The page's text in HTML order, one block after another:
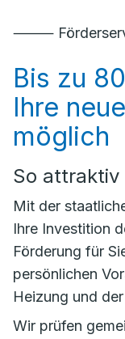
⸻
Bis zu
Ihre
möglich
So attraktiv
Mit der
Ihre Investition
Förderung für
persönlichen
Heizung und
Wir prüfen